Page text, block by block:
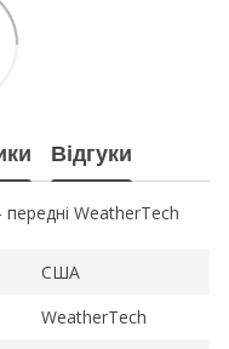
Відгуки
WeatherTech
США
WeatherTech